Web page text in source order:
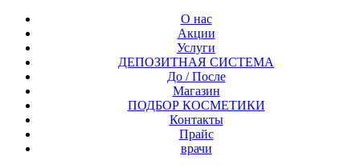
О нас
Акции
Услуги
ДЕПОЗИТНАЯ СИСТЕМА
До / После
Магазин
ПОДБОР КОСМЕТИКИ
Контакты
Прайс
врачи